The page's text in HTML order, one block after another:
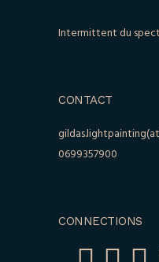
Intermittent du
CONTACT
0699357900
CONNECTIONS